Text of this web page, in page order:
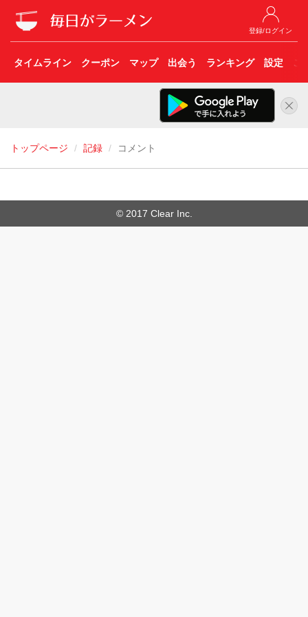
登録/ログイン
タイムライン クーポン マップ 出会う ランキング 設定 こ
トップページ 記録 コメント
© 2017 Clear Inc.